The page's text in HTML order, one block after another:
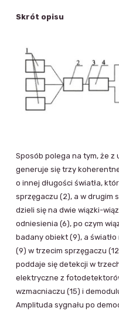
Skrót opisu
Sposób polega na tym, że z
generuje się trzy
o innej długości światła,
sprzęgaczu (2), a w drugim
dzieli się na dwie wiązki-
odniesienia (6), po czym
badany obiekt (9), a
(9) w trzecim sprzęgaczu
poddaje się detekcji w
elektryczne z
wzmacniaczu (15) i
Amplituda sygnału po